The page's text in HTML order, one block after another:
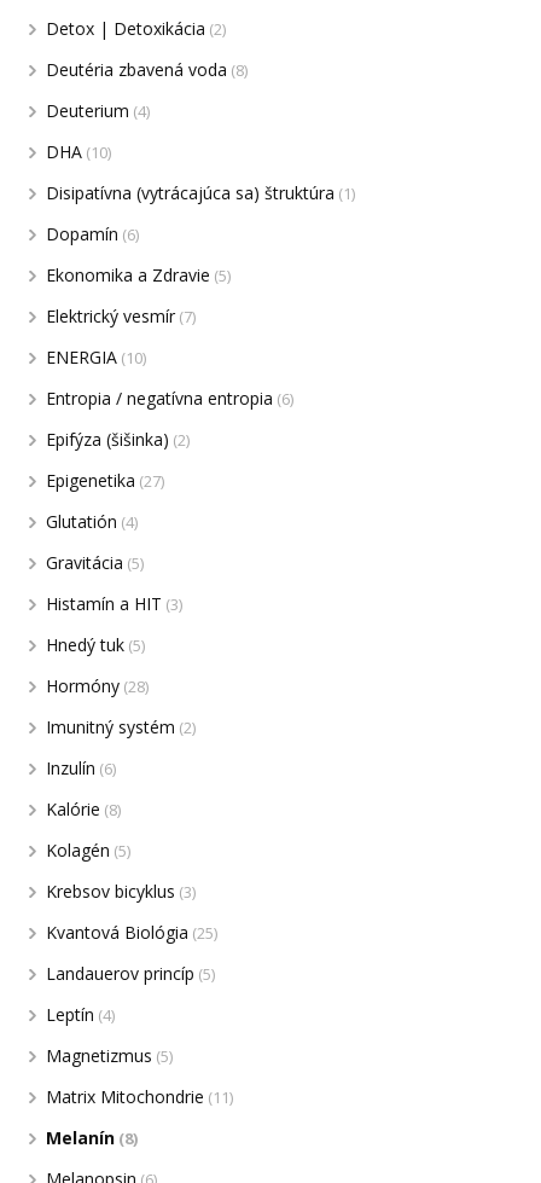
Detox | Detoxikácia (2)
Deutéria zbavená voda (8)
Deuterium (4)
DHA (10)
Disipatívna (vytrácajúca sa) štruktúra (1)
Dopamín (6)
Ekonomika a Zdravie (5)
Elektrický vesmír (7)
ENERGIA (10)
Entropia / negatívna entropia (6)
Epifýza (šišinka) (2)
Epigenetika (27)
Glutatión (4)
Gravitácia (5)
Histamín a HIT (3)
Hnedý tuk (5)
Hormóny (28)
Imunitný systém (2)
Inzulín (6)
Kalórie (8)
Kolagén (5)
Krebsov bicyklus (3)
Kvantová Biológia (25)
Landauerov princíp (5)
Leptín (4)
Magnetizmus (5)
Matrix Mitochondrie (11)
Melanín (8)
Melanopsin